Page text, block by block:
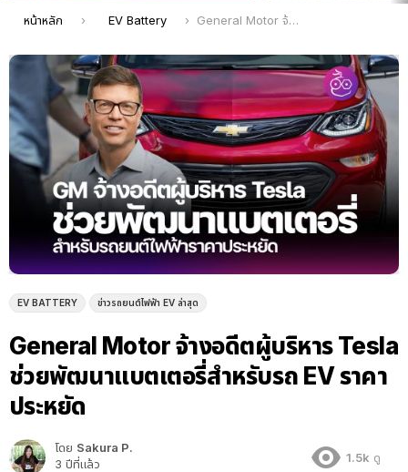
คุณอยู่ที่นี่:
หน้าหลัก EV Battery General Motor จ้างอดีตผู้บริหาร Tesla ช่วยพัฒนาแบตเตอรี่สำหรับรถ EV ราคาประหยัด
EV BATTERY ข่าวรถยนต์ไฟฟ้า EV ล่าสุด
General Motor จ้างอดีตผู้บริหาร Tesla
ช่วยพัฒนาแบตเตอรี่สำหรับรถ EV ราคา
ประหยัด
โดย Sakura P.
3 ปีที่แล้ว
1.5k ดู